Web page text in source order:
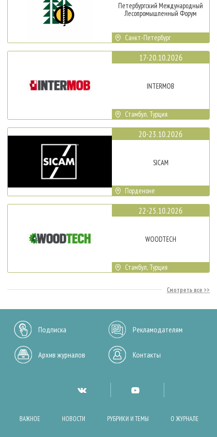
Петербургский Международный
Лесопромышленный Форум
Санкт-Петербург
17-20.10.2026
INTERMOB
Стамбул, Турция
20-23.10.2026
SICAM
Порденоне
22-25.10.2026
WOODTECH
Стамбул, Турция
Смотреть все
Подписка Рекламодателям
Архив журналов Контакты
ВАЖНОЕ НОВОСТИ РУБРИКИ И ТЕМЫ О ЖУРНАЛЕ